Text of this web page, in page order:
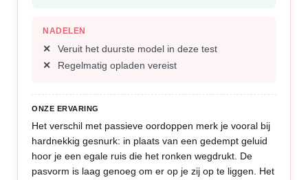
NADELEN
Veruit het duurste model in deze test
Regelmatig opladen vereist
ONZE ERVARING
Het verschil met passieve oordoppen merk je vooral bij
hardnekkig gesnurk: in plaats van een gedempt geluid
hoor je een egale ruis die het ronken wegdrukt. De
pasvorm is laag genoeg om er op je zij op te liggen. Het